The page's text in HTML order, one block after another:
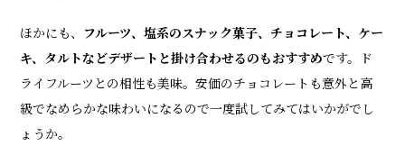
ほかにも、 フルーツ、塩系のスナック菓子、チョコレート、ケー
キ、タルトなどデザートと掛け合わせるのもおすすめです。ド
ライフルーツとの相性も美味。安価のチョコレートも意外と高
級でなめらかな味わいになるので一度試してみてはいかがでし
ょうか。